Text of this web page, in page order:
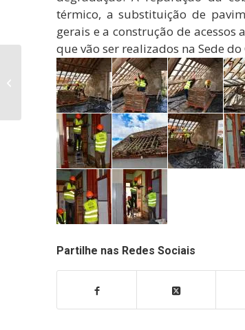
térmico, a substituição de
gerais e a construção de
que vão ser realizados na Sede
Partilhe nas Redes Sociais
Secretária de Estado
da Gestão da Saúde
visitou Centro de
Saúde de Figueira...